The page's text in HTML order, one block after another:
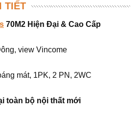
TIẾT
70M2 Hiện Đại & Cao Cấp
view Vincome
mát, 1PK, 2 PN, 2WC
toàn bộ nội thất mới